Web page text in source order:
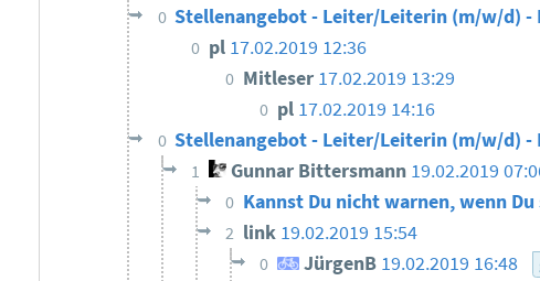
0 Stellenangebot - Leiter/Leiterin (m/w/d)
0 pl 17.02.2019 12:36
0 Mitleser 17.02.2019 13:29
0 pl 17.02.2019 14:16
0 Stellenangebot - Leiter/Leiterin (m/w/d)
1 Gunnar Bittersmann 19.02.2019
0 Kannst Du nicht warnen, wenn
2 link 19.02.2019 15:54
0 JürgenB 19.02.2019 16:48